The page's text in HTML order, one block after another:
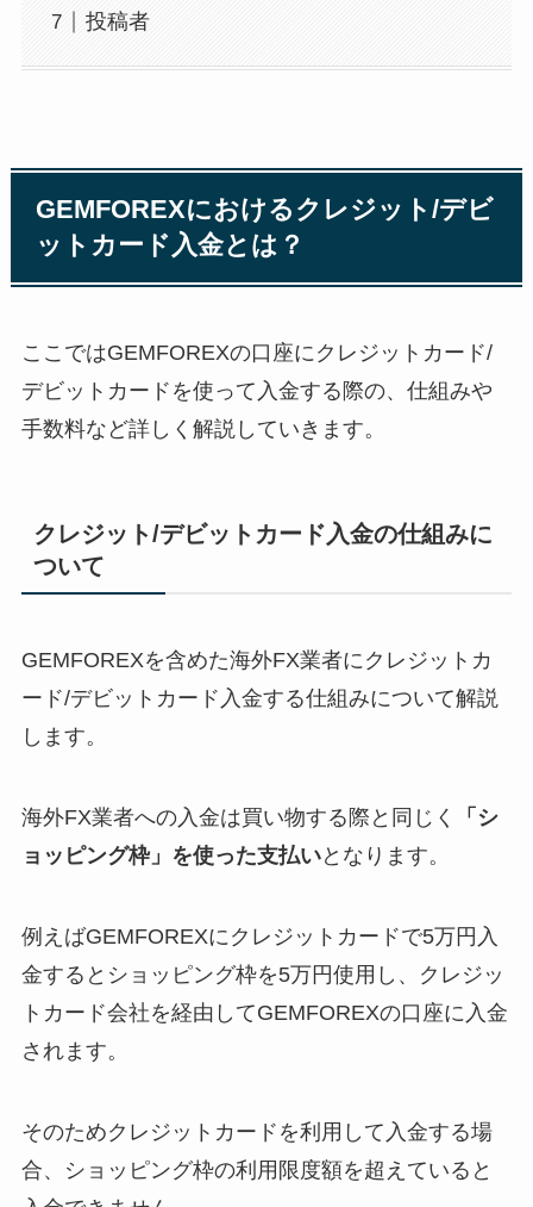
投稿者
GEMFOREXにおけるクレジット/デビ
ットカード入金とは？
ここではGEMFOREXの口座にクレジットカード/
デビットカードを使って入金する際の、仕組みや
手数料など詳しく解説していきます。
クレジット/デビットカード入金の仕組みに
ついて
GEMFOREXを含めた海外FX業者にクレジットカ
ード/デビットカード入金する仕組みについて解説
します。
海外FX業者への入金は買い物する際と同じく
「シ
ョッピング枠」を使った支払いとなります。
例えばGEMFOREXにクレジットカードで5万円入
金するとショッピング枠を5万円使用し、クレジッ
トカード会社を経由してGEMFOREXの口座に入金
されます。
そのためクレジットカードを利用して入金する場
合、ショッピング枠の利用限度額を超えていると